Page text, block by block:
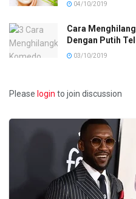
04/10/2019
Cara
Dengan Putih
03/10/2019
Please login to join discussion